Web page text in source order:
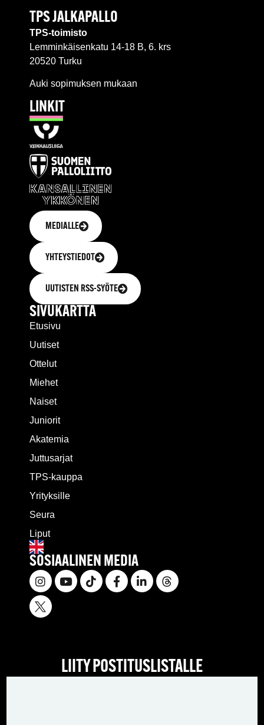
TPS JALKAPALLO
TPS-toimisto
Lemminkäisenkatu 14-18 B, 6. krs
20520 Turku
Auki sopimuksen mukaan
LINKIT
MEDIALLE
YHTEYSTIEDOT
UUTISTEN RSS-SYÖTE
SIVUKARTTA
Etusivu
Uutiset
Ottelut
Miehet
Naiset
Juniorit
Akatemia
Juttusarjat
TPS-kauppa
Yrityksille
Seura
Liput
SOSIAALINEN MEDIA
LIITY POSTITUSLISTALLE